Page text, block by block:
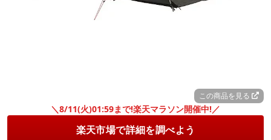
この商品を見る
＼8/11(火)01:59まで!楽天マラソン開催中!／
楽天市場で詳細を調べよう